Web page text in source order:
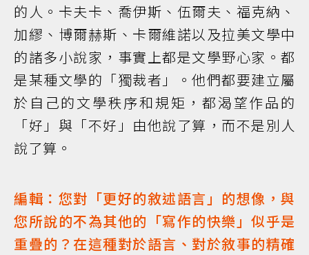
的人。卡夫卡、喬伊斯、伍爾夫、福克納、
加繆、博爾赫斯、卡爾維諾以及拉美文學中
的諸多小說家，事實上都是文學野心家。都
是某種文學的「獨裁者」。他們都要建立屬
於自己的文學秩序和規矩，都渴望作品的
「好」與「不好」由他說了算，而不是別人
說了算。
編輯：您對「更好的敘述語言」的想像，與
您所說的不為其他的「寫作的快樂」似乎是
重疊的？在這種對於語言、對於敘事的精確